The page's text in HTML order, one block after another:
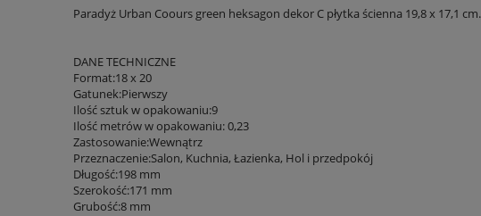
Paradyż Urban Coours green heksagon dekor C płytka ścienna 19,8 x 17,1 cm.
DANE TECHNICZNE
Format:18 x 20
Gatunek:Pierwszy
Ilość sztuk w opakowaniu:9
Ilość metrów w opakowaniu: 0,23
Zastosowanie:Wewnątrz
Przeznaczenie:Salon, Kuchnia, Łazienka, Hol i przedpokój
Długość:198 mm
Szerokość:171 mm
Grubość:8 mm